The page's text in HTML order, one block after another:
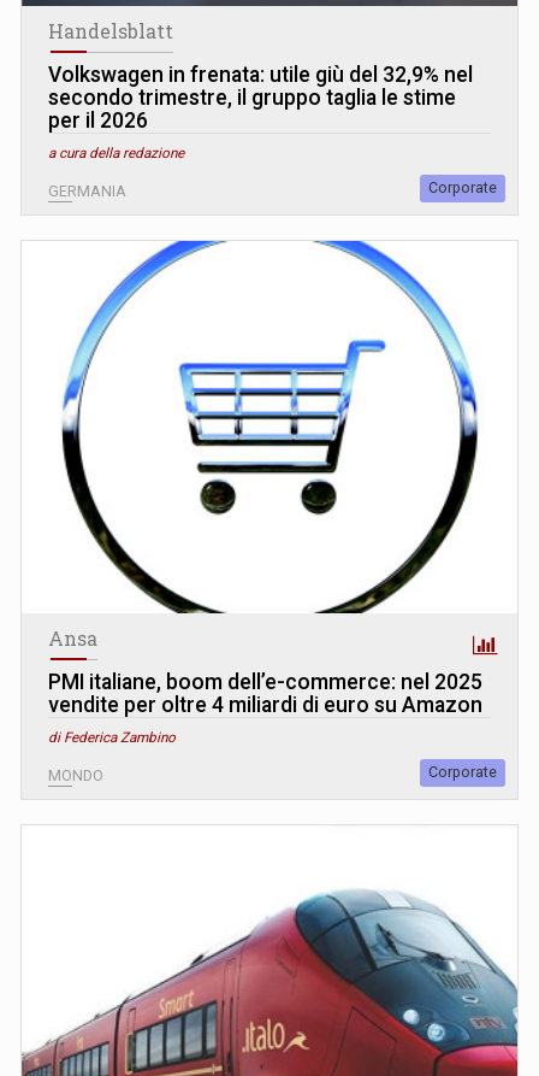
Handelsblatt
Volkswagen in frenata: utile giù del 32,9% nel
secondo trimestre, il gruppo taglia le stime
per il 2026
a cura della redazione
GERMANIA Corporate
Ansa
PMI italiane, boom dell’e-commerce: nel 2025
vendite per oltre 4 miliardi di euro su Amazon
di Federica Zambino
MONDO Corporate